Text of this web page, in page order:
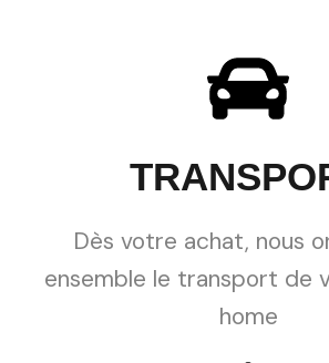
Dès votre achat, nous
ensemble le transport de
home